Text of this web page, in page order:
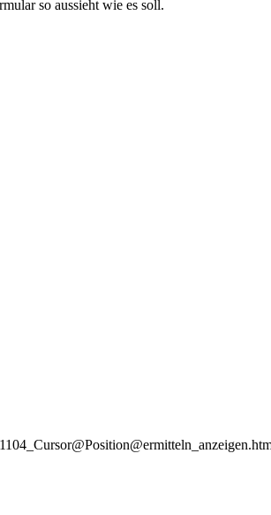
so aussieht wie es soll.